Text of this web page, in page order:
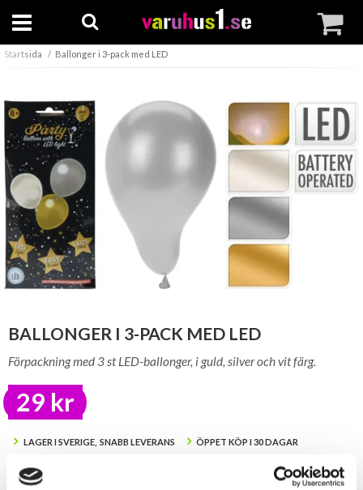
Startsida Ballonger i 3-pack med LED
BALLONGER I 3-PACK MED LED
Förpackning med 3 st LED-ballonger, i guld, silver och vit färg.
29 kr
LAGER I SVERIGE, SNABB LEVERANS ÖPPET KÖP I 30 DAGAR
BEVAKA